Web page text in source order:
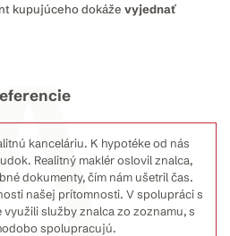
kupujúceho dokáže vyjednať
kanceláriu. K hypotéke od nás
Realitný maklér oslovil znalca,
dokumenty, čím nám ušetril čas.
našej prítomnosti. V spolupráci s
služby znalca zo zoznamu, s
spolupracujú.